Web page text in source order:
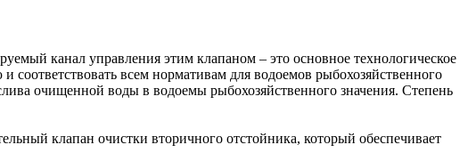
канал управления этим клапаном – это основное технологическое
всем нормативам для водоемов рыбохозяйственного
очищенной воды в водоемы рыбохозяйственного значения. Степень
клапан очистки вторичного отстойника, который обеспечивает